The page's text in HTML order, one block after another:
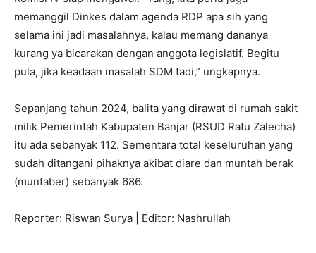
memanggil Dinkes dalam agenda RDP apa sih yang
selama ini jadi masalahnya, kalau memang dananya
kurang ya bicarakan dengan anggota legislatif. Begitu
pula, jika keadaan masalah SDM tadi,” ungkapnya.
Sepanjang tahun 2024, balita yang dirawat di rumah sakit
milik Pemerintah Kabupaten Banjar (RSUD Ratu Zalecha)
itu ada sebanyak 112. Sementara total keseluruhan yang
sudah ditangani pihaknya akibat diare dan muntah berak
(muntaber) sebanyak 686.
Reporter: Riswan Surya | Editor: Nashrullah